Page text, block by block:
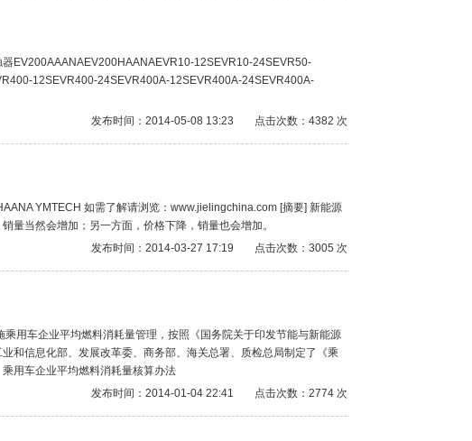
EV200AAANAEV200HAANAEVR10-12SEVR10-24SEVR50-
12SEVR400-24SEVR400A-12SEVR400A-24SEVR400A-
发布时间：2014-05-08 13:23
点击次数：4382 次
YMTECH 如需了解请浏览：www.jielingchina.com [摘要] 新能源
量当然会增加；另一方面，价格下降，销量也会增加。
发布时间：2014-03-27 17:19
点击次数：3005 次
用车企业平均燃料消耗量管理，按照《国务院关于印发节能与新能源
和信息化部、发展改革委、商务部、海关总署、质检总局制定了《乘
用车企业平均燃料消耗量核算办法
发布时间：2014-01-04 22:41
点击次数：2774 次